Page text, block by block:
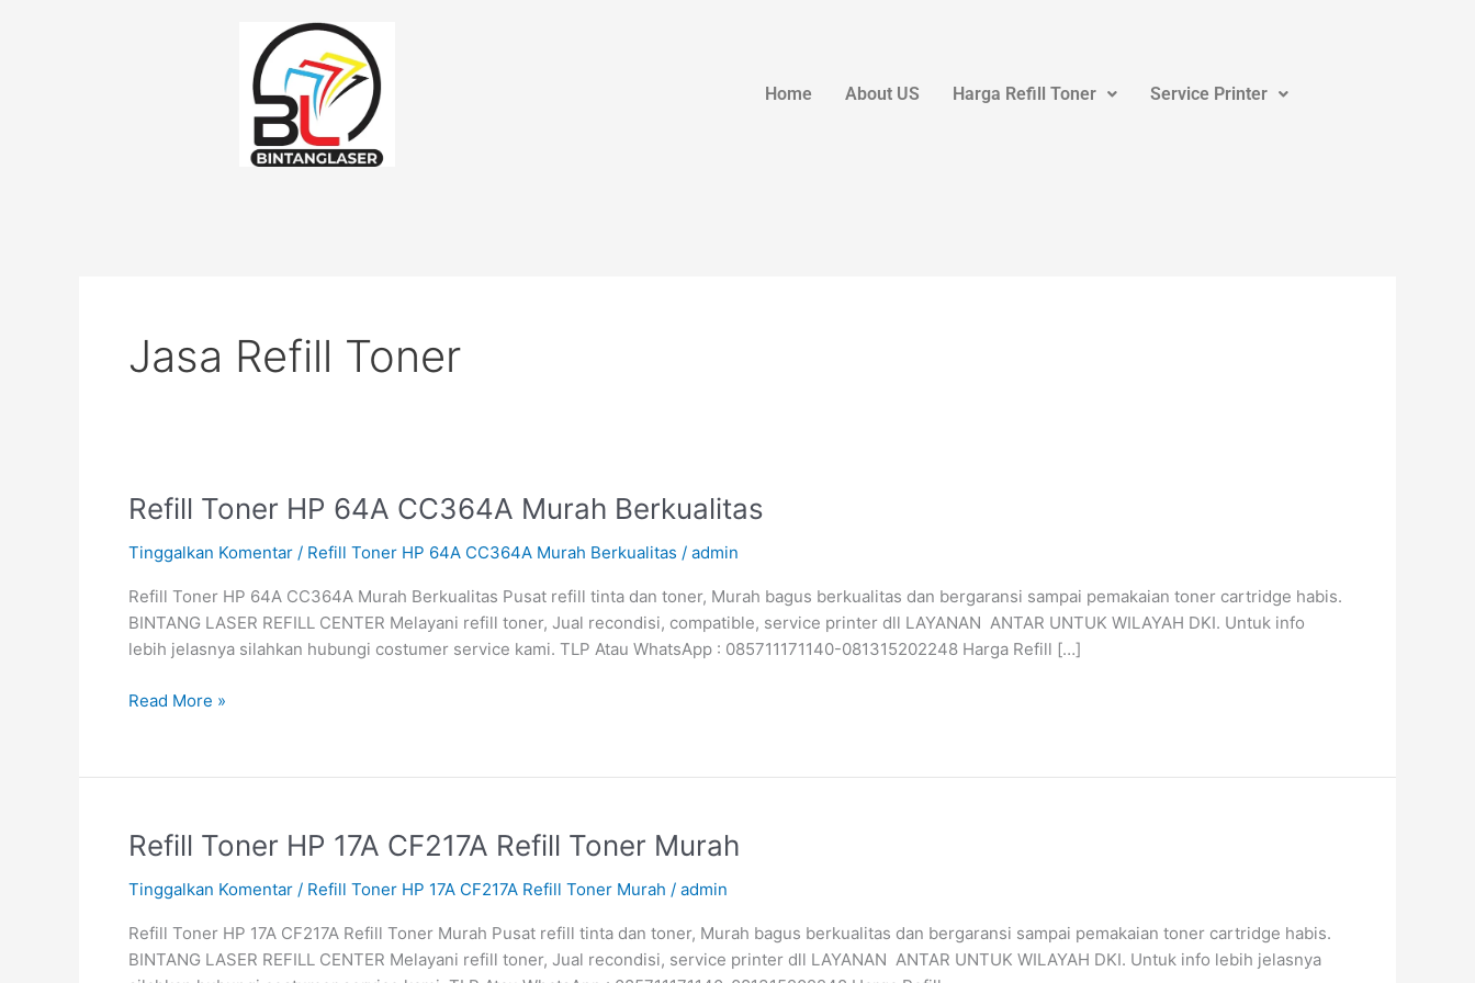
Home
About US Harga Refill Toner Service Printer
Jasa Refill Toner
Refill Toner HP 64A CC364A Murah Berkualitas
Tinggalkan Komentar / Refill Toner HP 64A CC364A Murah Berkualitas / admin
Refill Toner HP 64A CC364A Murah Berkualitas Pusat refill tinta dan toner, Murah bagus berkualitas dan bergaransi sampai pemakaian toner cartridge habis.
BINTANG LASER REFILL CENTER Melayani refill toner, Jual recondisi, compatible, service printer dll LAYANAN ANTAR UNTUK WILAYAH DKI. Untuk info
lebih jelasnya silahkan hubungi costumer service kami. TLP Atau WhatsApp : 085711171140-081315202248 Harga Refill […]
Refill
HP
CC364A
Murah
Berkualitas
Read More »
Refill Toner HP 17A CF217A Refill Toner Murah
Tinggalkan Komentar / Refill Toner HP 17A CF217A Refill Toner Murah / admin
Refill Toner HP 17A CF217A Refill Toner Murah Pusat refill tinta dan toner, Murah bagus berkualitas dan bergaransi sampai pemakaian toner cartridge habis.
BINTANG LASER REFILL CENTER Melayani refill toner, Jual recondisi, service printer dll LAYANAN ANTAR UNTUK WILAYAH DKI. Untuk info lebih jelasnya
Refill
HP
CF217A
Refill